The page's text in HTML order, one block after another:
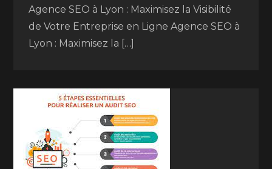
Agence SEO à Lyon : Maximisez la Visibilité
de Votre Entreprise en Ligne Agence SEO à
Lyon : Maximisez la […]